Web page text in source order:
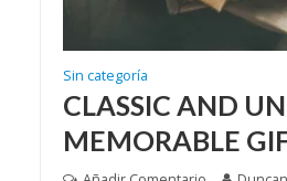
Sin categoría
CLASSIC AND
MEMORABLE